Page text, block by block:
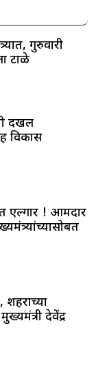
गुरुवारी
टाळे
दखल
विकास
एल्गार ! आमदार
देवेंद्र